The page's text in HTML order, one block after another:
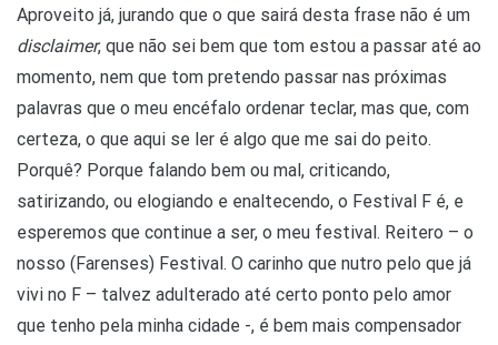
Aproveito já, jurando que o que sairá desta frase não é um
disclaimer, que não sei bem que tom estou a passar até ao
momento, nem que tom pretendo passar nas próximas
palavras que o meu encéfalo ordenar teclar, mas que, com
certeza, o que aqui se ler é algo que me sai do peito.
Porquê? Porque falando bem ou mal, criticando,
satirizando, ou elogiando e enaltecendo, o Festival F é, e
esperemos que continue a ser, o meu festival. Reitero – o
nosso (Farenses) Festival. O carinho que nutro pelo que já
vivi no F – talvez adulterado até certo ponto pelo amor
que tenho pela minha cidade -, é bem mais compensador